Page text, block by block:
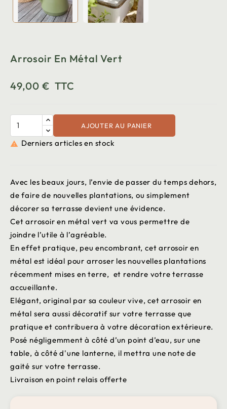
Arrosoir En Métal Vert
49,00 € TTC
AJOUTER AU PANIER
 Derniers articles en stock
Avec les beaux jours, l’envie de passer du temps dehors,
de faire de nouvelles plantations, ou simplement
décorer sa terrasse devient une évidence.
Cet arrosoir en métal vert va vous permettre de
joindre l’utile à l’agréable.
En effet pratique, peu encombrant, cet arrosoir en
métal est idéal pour arroser les nouvelles plantations
récemment mises en terre, et rendre votre terrasse
accueillante.
Elégant, original par sa couleur vive, cet arrosoir en
métal sera aussi décoratif sur votre terrasse que
pratique et contribuera à votre décoration extérieure.
Posé négligemment à côté d’un point d’eau, sur une
table, à côté d'une lanterne, il mettra une note de
gaité sur votre terrasse.
Livraison en point relais offerte